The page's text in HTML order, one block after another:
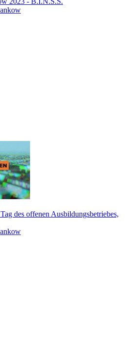
des offenen Ausbildungsbetriebes,